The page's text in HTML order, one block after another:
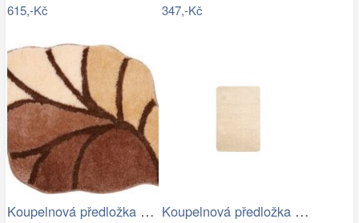
615,-Kč 347,-Kč
Koupelnová předložka AOSTA Koupelnová předložka Optima 60x90 cm…